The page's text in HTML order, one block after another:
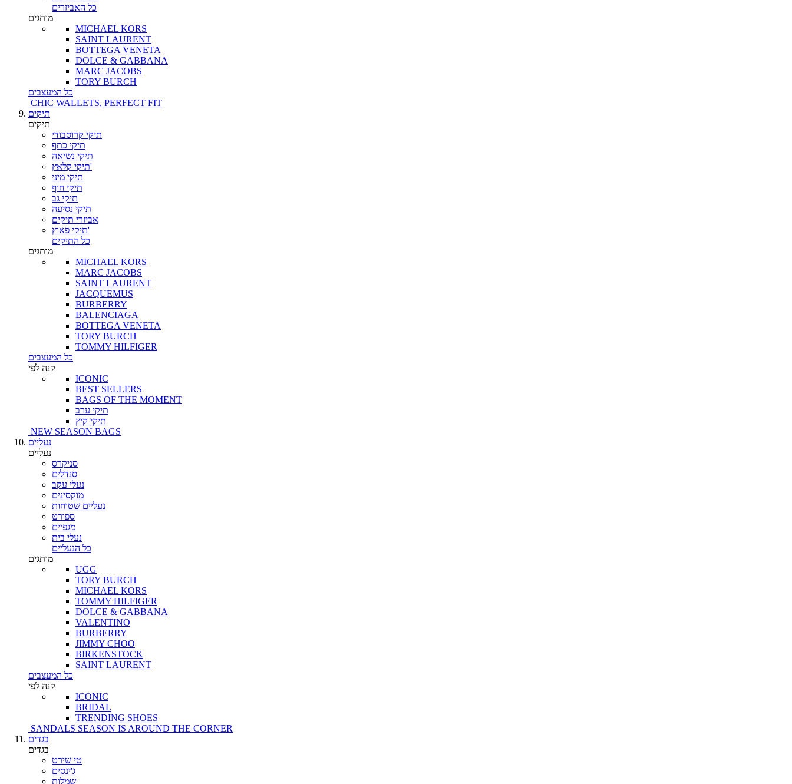
כל האביזרים
מותגים
MICHAEL KORS
SAINT LAURENT
BOTTEGA VENETA
DOLCE & GABBANA
MARC JACOBS
TORY BURCH
כל המעצבים
CHIC WALLETS, PERFECT FIT
תיקים
תיקים
תיקי קרוסבודי
תיקי כתף
תיקי נשיאה
תיקי קלאץ'
תיקי מיני
תיקי חוף
תיקי גב
תיקי נסיעה
אביזרי תיקים
תיקי פאוץ'
כל התיקים
מותגים
MICHAEL KORS
MARC JACOBS
SAINT LAURENT
JACQUEMUS
BURBERRY
BALENCIAGA
BOTTEGA VENETA
TORY BURCH
TOMMY HILFIGER
כל המעצבים
קנה לפי
ICONIC
BEST SELLERS
BAGS OF THE MOMENT
תיקי ערב
תיקי קיץ
NEW SEASON BAGS
נעליים
נעליים
סניקרס
סנדלים
נעלי עקב
מוקסינים
נעליים שטוחות
ספורט
מגפיים
נעלי בית
כל הנעליים
מותגים
UGG
TORY BURCH
MICHAEL KORS
TOMMY HILFIGER
DOLCE & GABBANA
VALENTINO
BURBERRY
JIMMY CHOO
BIRKENSTOCK
SAINT LAURENT
כל המעצבים
קנה לפי
ICONIC
BRIDAL
TRENDING SHOES
SANDALS SEASON IS AROUND THE CORNER
בגדים
בגדים
טי שירט
ג'ינסים
שמלות